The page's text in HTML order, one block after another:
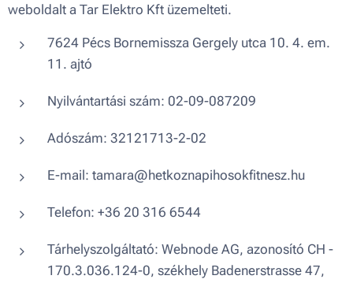
weboldalt a Tar Elektro Kft üzemelteti.
7624 Pécs Bornemissza Gergely utca 10. 4. em.
11. ajtó
Nyilvántartási szám: 02-09-087209
Adószám: 32121713-2-02
E-mail: tamara@hetkoznapihosokfitnesz.hu
Telefon: +36 20 316 6544
Tárhelyszolgáltató: Webnode AG, azonosító CH -
170.3.036.124-0, székhely Badenerstrasse 47,